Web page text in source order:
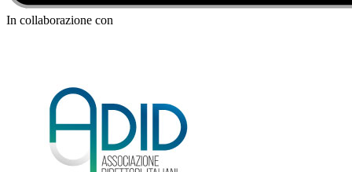
In collaborazione con